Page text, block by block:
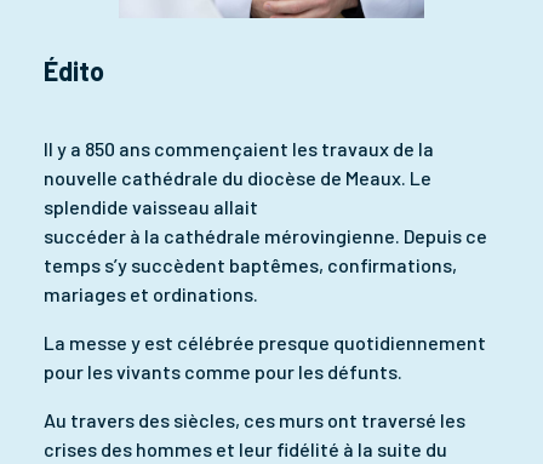
Édito
Il y a 850 ans commençaient les travaux de la
nouvelle cathédrale du diocèse de Meaux. Le
splendide vaisseau allait
succéder à la cathédrale mérovingienne. Depuis ce
temps s’y succèdent baptêmes, confirmations,
mariages et ordinations.
La messe y est célébrée presque quotidiennement
pour les vivants comme pour les défunts.
Au travers des siècles, ces murs ont traversé les
crises des hommes et leur fidélité à la suite du